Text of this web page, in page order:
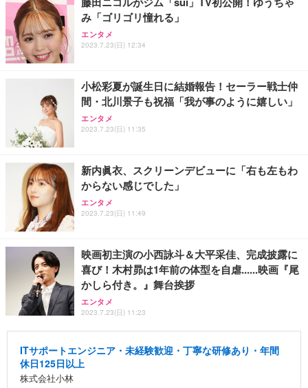
み「ゴリゴリ憧れる」
エンタメ
2023.7.23(日) 12:34
小松彩夏が誕生日に結婚報告！セーラー戦士仲
間・北川景子も祝福「我が事のように嬉しい」
エンタメ
2023.7.23(日) 11:35
新内眞衣、スクリーンデビューに「右も左もわ
からない感じでした」
エンタメ
2023.7.23(日) 11:49
映画初主演の小西詠斗＆大平采佳、完成披露に
喜び！木村昴は1年前の体型を自虐......映画『尾
かしら付き。』舞台挨拶
エンタメ
2023.7.23(日) 11:23
ITサポートエンジニア・未経験歓迎・丁寧な研修あり・年間
休日125日以上
株式会社小林